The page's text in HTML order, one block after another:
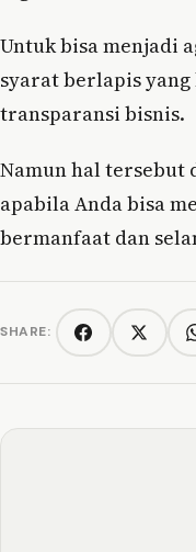
Untuk bisa menjadi
syarat berlapis
transparansi bisnis.
Namun hal tersebut
apabila Anda bisa
bermanfaat dan
SHARE: FacebookTwitter/